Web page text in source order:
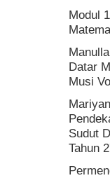
Modul
Datar
Musi
Sudut
Tahun